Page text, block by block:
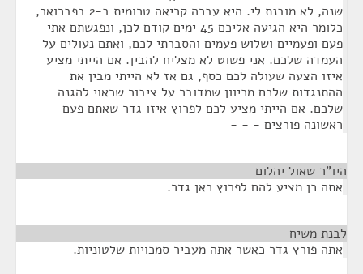
שנה, לא מובנת לי. היא עברה קריאה טרומית ב-2 בפברואר,
כלומר היא הגיעה אליכם 45 ימים קודם לכן, ונפגשתם אתי
פעם ופעמיים ושלוש פעמים והסברתי לכם, ואתם נעולים על
העמדה שלכם. אני פשוט לא מצליח להבין. אם הייתי מציע
איזו הצעה שעולה לכם כסף, גם אז לא הייתי מבין את
ההתנגדות שלכם מכיוון שמדובר על ציבור שראוי להגנה
שלכם. אם הייתי מציע לכם לפרוץ איזו גדר שאתם פעם
ראשונה פורצים - - -
היו"ר שאול יהלום
אתה כן מציע להם לפרוץ כאן גדר.
לבנת משיח
אתה פורץ גדר כאשר אתה מעביר סמכויות שלטוניות.